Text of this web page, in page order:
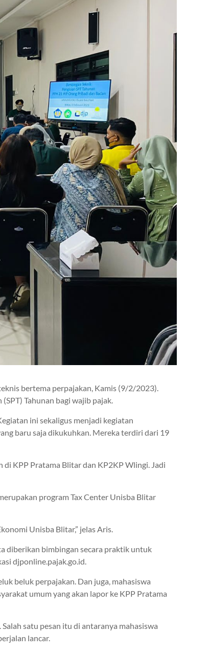
bertema perpajakan, Kamis (9/2/2023).
Tahunan bagi wajib pajak.
ini sekaligus menjadi kegiatan
baru saja dikukuhkan. Mereka terdiri dari 19
di KPP Pratama Blitar dan KP2KP Wlingi. Jadi
program Tax Center Unisba Blitar
Unisba Blitar,” jelas Aris.
diberikan bimbingan secara praktik untuk
djponline.pajak.go.id.
beluk perpajakan. Dan juga, mahasiswa
umum yang akan lapor ke KPP Pratama
satu pesan itu di antaranya mahasiswa
lancar.